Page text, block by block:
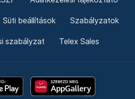
Süti beállítások Szabályzatok
szabályzat Telex Sales